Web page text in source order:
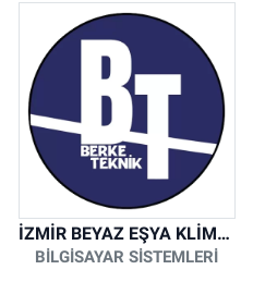
İZMİR BEYAZ EŞYA KLİMA KOMBİ SERVİSİ
BİLGİSAYAR SİSTEMLERİ